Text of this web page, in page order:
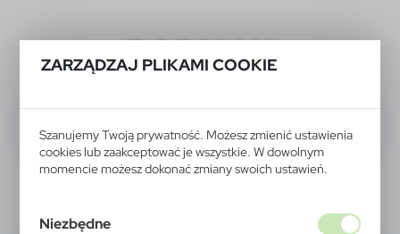
ZARZĄDZAJ PLIKAMI COOKIE
Szanujemy Twoją prywatność. Możesz zmienić ustawienia
cookies lub zaakceptować je wszystkie. W dowolnym
momencie możesz dokonać zmiany swoich ustawień.
Niezbędne
BODMAN